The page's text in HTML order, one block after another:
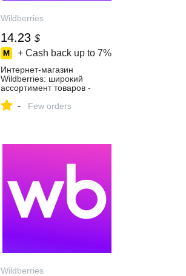
Wildberries
14.23 $
+ Cash back up to 7%
Интернет‑магазин
Wildberries: широкий
ассортимент товаров -
- Few orders
Wildberries